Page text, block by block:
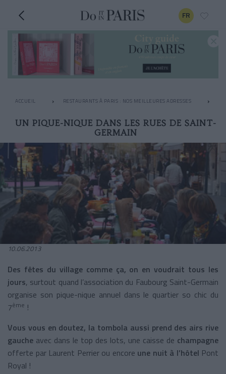
FR
ACCUEIL RESTAURANTS À PARIS : NOS MEILLEURES ADRESSES
UN PIQUE-NIQUE DANS LES RUES DE SAINT-
GERMAIN
10.06.2013
Des fêtes du village comme ça, on en voudrait tous les
jours, surtout quand l’association du Faubourg Saint-Germain
organise son pique-nique annuel dans le quartier so chic du
7ème !
Vous vous en doutez, la tombola aussi prend des airs rive
gauche avec dans le top des lots, une caisse de champagne
offerte par Laurent Perrier ou encore une nuit à l’hôtel Pont
Royal !